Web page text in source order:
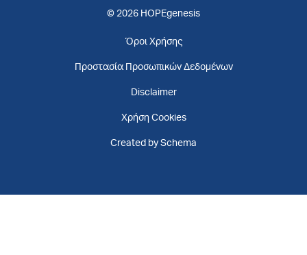
© 2026 HOPEgenesis
Όροι Χρήσης
Προστασία Προσωπικών Δεδομένων
Disclaimer
Χρήση Cookies
Created by Schema